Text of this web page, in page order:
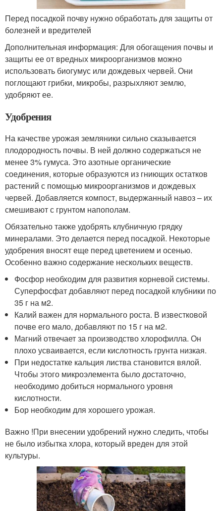
Перед посадкой почву нужно обработать для защиты от
болезней и вредителей
Дополнительная информация: Для обогащения почвы и
защиты ее от вредных микроорганизмов можно
использовать биогумус или дождевых червей. Они
поглощают грибки, микробы, разрыхляют землю,
удобряют ее.
Удобрения
На качестве урожая земляники сильно сказывается
плодородность почвы. В ней должно содержаться не
менее 3% гумуса. Это азотные органические
соединения, которые образуются из гниющих остатков
растений с помощью микроорганизмов и дождевых
червей. Добавляется компост, выдержанный навоз – их
смешивают с грунтом напополам.
Обязательно также удобрять клубничную грядку
минералами. Это делается перед посадкой. Некоторые
удобрения вносят еще перед цветением и осенью.
Особенно важно содержание нескольких веществ.
Фосфор необходим для развития корневой системы.
Суперфосфат добавляют перед посадкой клубники по
35 г на м2.
Калий важен для нормального роста. В известковой
почве его мало, добавляют по 15 г на м2.
Магний отвечает за производство хлорофилла. Он
плохо усваивается, если кислотность грунта низкая.
При недостатке кальция листва становится вялой.
Чтобы этого микроэлемента было достаточно,
необходимо добиться нормального уровня
кислотности.
Бор необходим для хорошего урожая.
Важно !При внесении удобрений нужно следить, чтобы
не было избытка хлора, который вреден для этой
культуры.